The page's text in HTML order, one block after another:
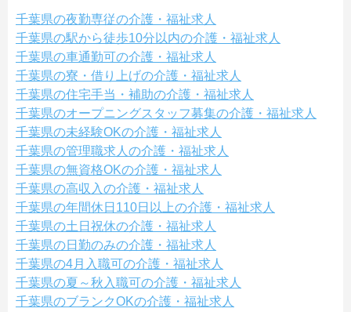
千葉県の夜勤専従の介護・福祉求人
千葉県の駅から徒歩10分以内の介護・福祉求人
千葉県の車通勤可の介護・福祉求人
千葉県の寮・借り上げの介護・福祉求人
千葉県の住宅手当・補助の介護・福祉求人
千葉県のオープニングスタッフ募集の介護・福祉求人
千葉県の未経験OKの介護・福祉求人
千葉県の管理職求人の介護・福祉求人
千葉県の無資格OKの介護・福祉求人
千葉県の高収入の介護・福祉求人
千葉県の年間休日110日以上の介護・福祉求人
千葉県の土日祝休の介護・福祉求人
千葉県の日勤のみの介護・福祉求人
千葉県の4月入職可の介護・福祉求人
千葉県の夏～秋入職可の介護・福祉求人
千葉県のブランクOKの介護・福祉求人